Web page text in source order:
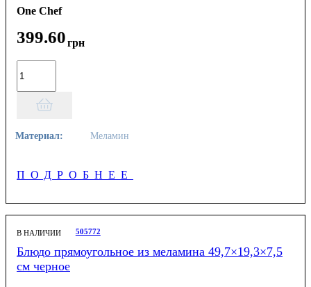
One Chef
399.60грн
Материал: Меламин
ПОДРОБНЕЕ
В НАЛИЧИИ 505772
Блюдо прямоугольное из меламина 49,7×19,3×7,5
см черное